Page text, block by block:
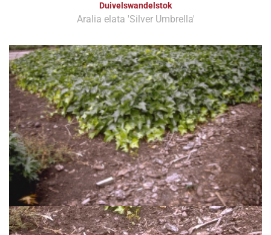
Duivelswandelstok
Aralia elata 'Silver Umbrella'